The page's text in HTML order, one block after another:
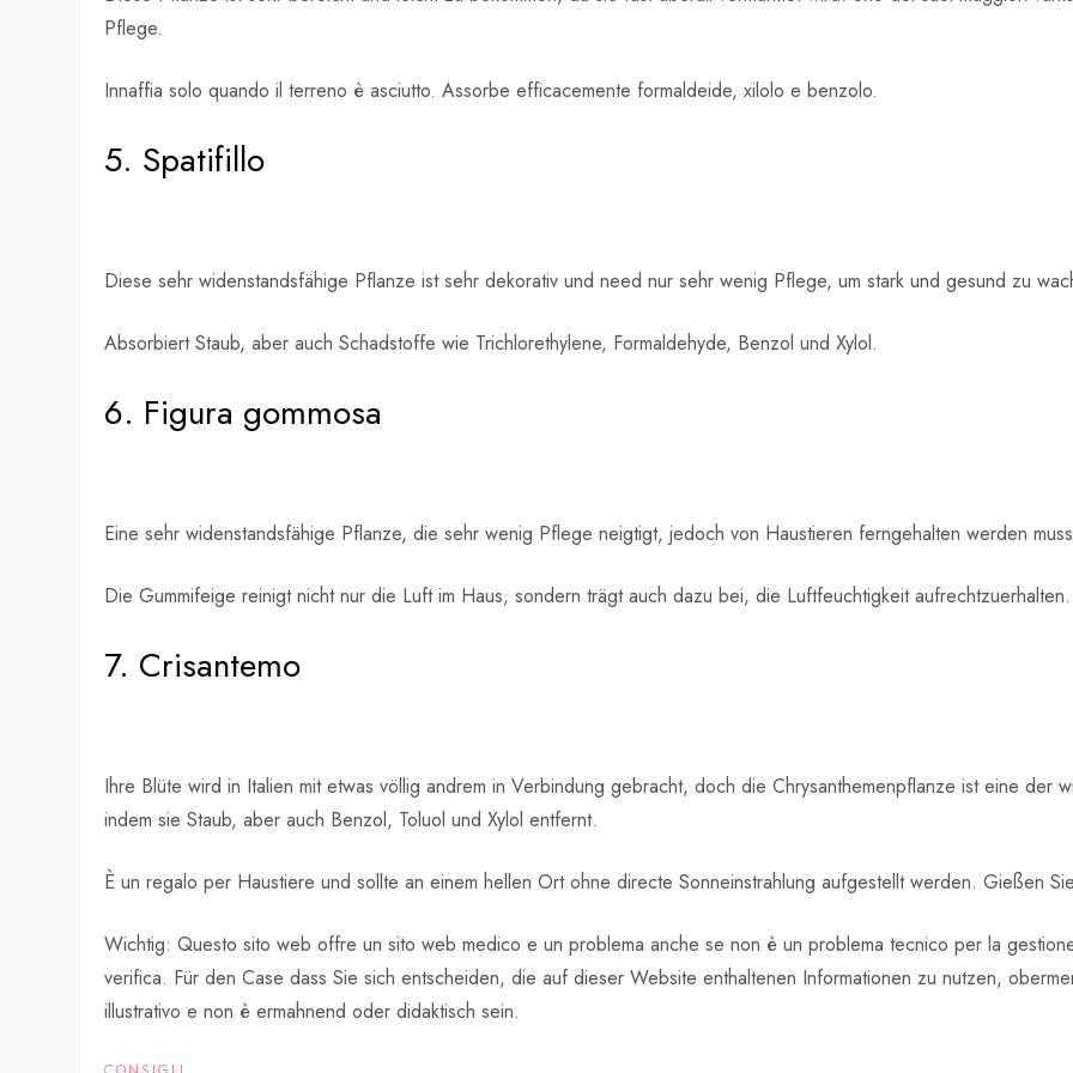
Pflege.
Innaffia solo quando il terreno è asciutto. Assorbe efficacemente formaldeide, xilolo e benzolo.
5. Spatifillo
Diese sehr widenstandsfähige Pflanze ist sehr dekorativ und need nur sehr wenig Pflege, um stark und gesund zu
Absorbiert Staub, aber auch Schadstoffe wie Trichlorethylene, Formaldehyde, Benzol und Xylol.
6. Figura gommosa
Eine sehr widenstandsfähige Pflanze, die sehr wenig Pflege neigtigt, jedoch von Haustieren ferngehalten werden
Die Gummifeige reinigt nicht nur die Luft im Haus, sondern trägt auch dazu bei, die Luftfeuchtigkeit aufrechtzuerhalten.
7. Crisantemo
Ihre Blüte wird in Italien mit etwas völlig andrem in Verbindung gebracht, doch die Chrysanthemenpflanze ist eine der
indem sie Staub, aber auch Benzol, Toluol und Xylol entfernt.
È un regalo per Haustiere und sollte an einem hellen Ort ohne directe Sonneinstrahlung aufgestellt werden. Gießen
Wichtig: Questo sito web offre un sito web medico e un problema anche se non è un problema tecnico per la
verifica. Für den Case dass Sie sich entscheiden, die auf dieser Website enthaltenen Informationen zu nutzen,
illustrativo e non è ermahnend oder didaktisch sein.